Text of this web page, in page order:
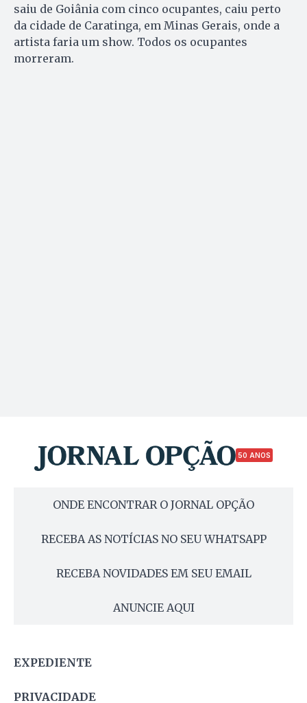
saiu de Goiânia com cinco ocupantes, caiu perto
da cidade de Caratinga, em Minas Gerais, onde a
artista faria um show. Todos os ocupantes
morreram.
50 ANOS
ONDE ENCONTRAR O JORNAL OPÇÃO
RECEBA AS NOTÍCIAS NO SEU WHATSAPP
RECEBA NOVIDADES EM SEU EMAIL
ANUNCIE AQUI
EXPEDIENTE
PRIVACIDADE